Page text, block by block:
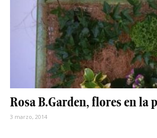
Rosa B.Garden, flores en la
3 marzo, 2014